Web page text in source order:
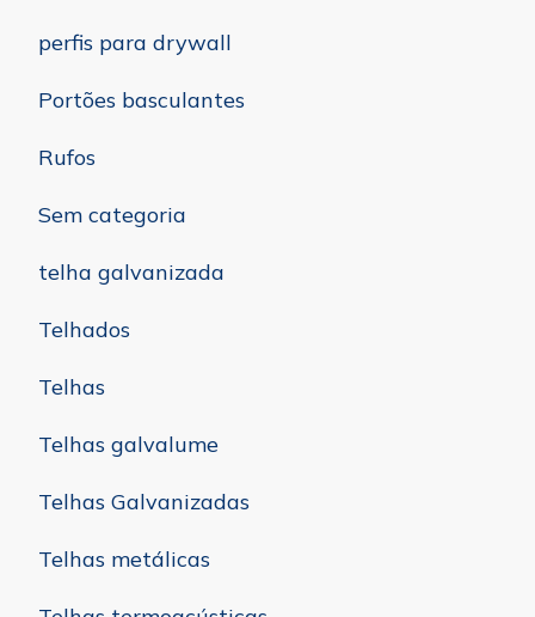
perfis para drywall
Portões basculantes
Rufos
Sem categoria
telha galvanizada
Telhados
Telhas
Telhas galvalume
Telhas Galvanizadas
Telhas metálicas